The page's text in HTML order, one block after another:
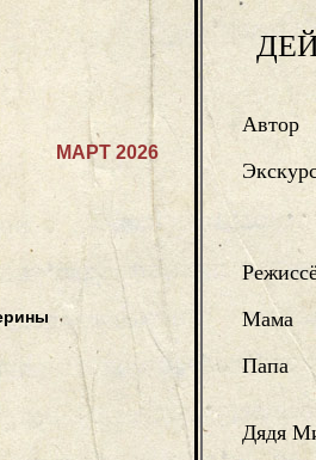
Автор
Мама
Папа
Дядя
МАРТ 2026